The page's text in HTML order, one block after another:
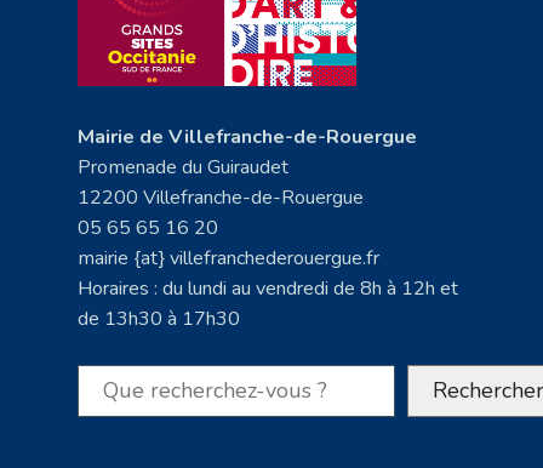
Mairie de Villefranche-de-Rouergue
Promenade du Guiraudet
12200 Villefranche-de-Rouergue
05 65 65 16 20
mairie {at} villefranchederouergue.fr
Horaires : du lundi au vendredi de 8h à 12h et
de 13h30 à 17h30
Rechercher Rechercher